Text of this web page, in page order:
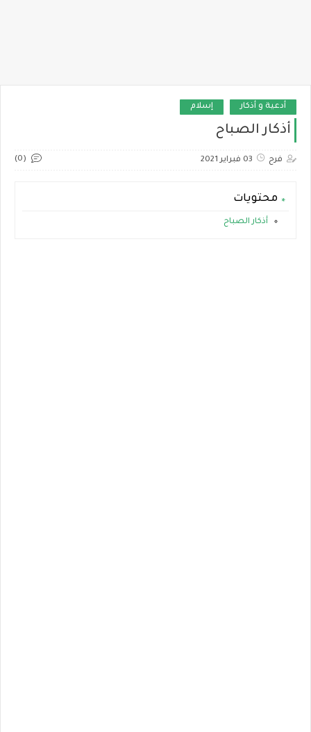
أدعية و أذكار إسلام
أذكار الصباح
فرح 03 فبراير 2021 (0)
محتويات
أذكار الصباح